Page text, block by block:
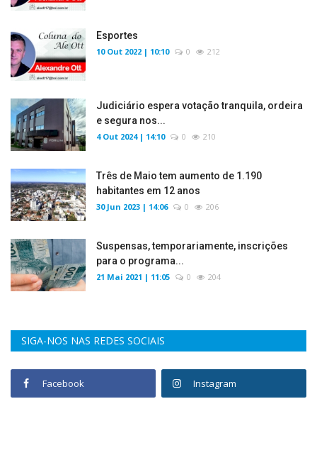
Esportes
10 Out 2022 | 10:10 0 212
Judiciário espera votação tranquila, ordeira
e segura nos...
4 Out 2024 | 14:10 0 210
Três de Maio tem aumento de 1.190
habitantes em 12 anos
30 Jun 2023 | 14:06 0 206
Suspensas, temporariamente, inscrições
para o programa...
21 Mai 2021 | 11:05 0 204
SIGA-NOS NAS REDES SOCIAIS
Facebook Instagram